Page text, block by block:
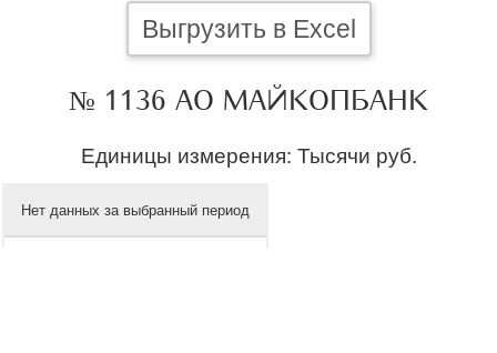
Выгрузить в Excel
№ 1136 АО МАЙКОПБАНК
Единицы измерения: Тысячи руб.
Нет данных за выбранный период